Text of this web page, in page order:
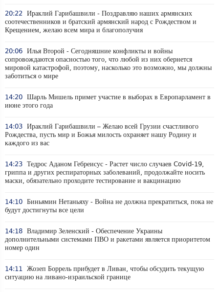
20:22
Ираклий Гарибашвили - Поздравляю наших армянских
соотечественников и братский армянский народ с Рождеством и
Крещением, желаю всем мира и благополучия
20:06 Илья Второй - Сегодняшние конфликты и войны
сопровождаются опасностью того, что любой из них обернется
мировой катастрофой, поэтому, насколько это возможно, мы должны
заботиться о мире
14:20 Шарль Мишель примет участие в выборах в Европарламент в
июне этого года
14:03 Ираклий Гарибашвили – Желаю всей Грузии счастливого
Рождества, пусть мир и Божья милость охраняет нашу Родину и
каждого из вас
14:23 Тедрос Аданом Гебреисус - Растет число случаев Covid-19,
гриппа и других респираторных заболеваний, продолжайте носить
маски, обязательно проходите тестирование и вакцинацию
14:10 Биньямин Нетаньяху - Война не должна прекратиться, пока не
будут достигнуты все цели
14:18 Владимир Зеленский - Обеспечение Украины
дополнительными системами ПВО и ракетами является приоритетом
номер один
14:11
Жозеп Боррель прибудет в Ливан, чтобы обсудить текущую
ситуацию на ливано-израильской границе